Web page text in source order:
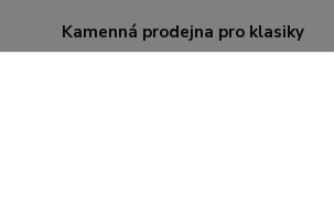
Kamenná prodejna pro klasiky